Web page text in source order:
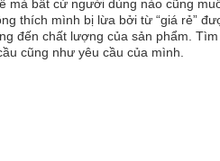
mà bất cứ người dùng nào cũng
thích mình bị lừa bởi từ “giá rẻ”
đến chất lượng của sản phẩm.
cũng như yêu cầu của mình.